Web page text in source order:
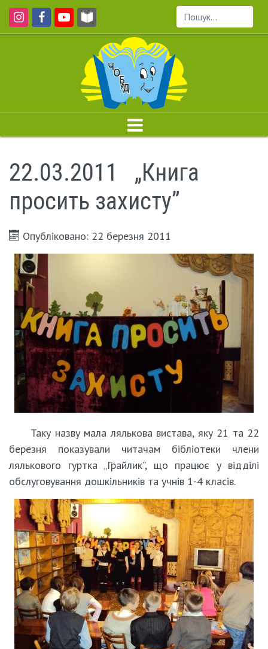
Пошук...
22.03.2011 „Книга
просить захисту”
Опубліковано: 22 березня 2011
Таку назву мала лялькова вистава, яку 21 та 22
березня показували читачам бібліотеки члени
лялькового гуртка „Грайлик”, що працює у відділі
обслуговування дошкільників та учнів 1-4 класів.